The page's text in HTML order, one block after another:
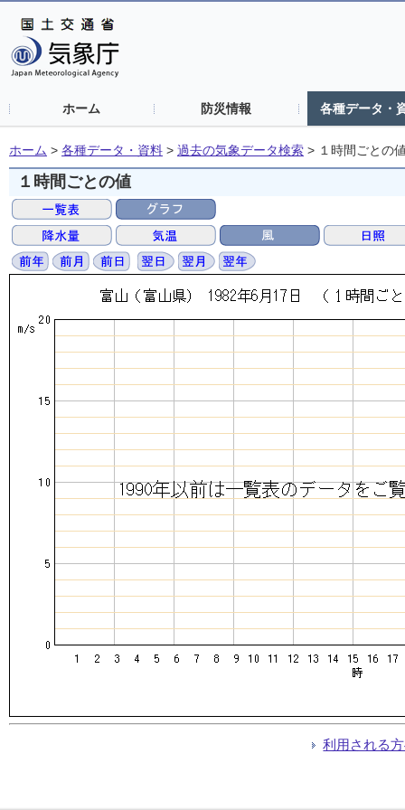
ホーム 防災情報 各種データ・
ホーム > 各種データ・資料 > 過去の気象データ検索 > １時間ごとの
１時間ごとの値
利用される